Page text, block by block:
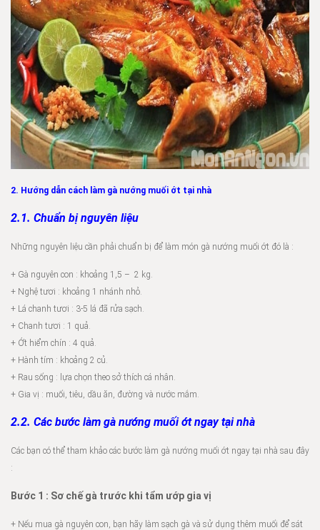
2. Hướng dẫn cách làm gà nướng muối ớt tại nhà
2.1. Chuẩn bị nguyên liệu
Những nguyên liệu cần phải chuẩn bị để làm món gà nướng muối ớt đó là :
+ Gà nguyên con : khoảng 1,5 – 2 kg.
+ Nghệ tươi : khoảng 1 nhánh nhỏ.
+ Lá chanh tươi : 3-5 lá đã rửa sạch.
+ Chanh tươi : 1 quả.
+ Ớt hiểm chín : 4 quả.
+ Hành tím : khoảng 2 củ.
+ Rau sống : lựa chọn theo sở thích cá nhân.
+ Gia vị : muối, tiêu, dầu ăn, đường và nước mắm.
2.2. Các bước làm gà nướng muối ớt ngay tại nhà
Các bạn có thể tham khảo các bước làm gà nướng muối ớt ngay tại nhà sau đây
:
Bước 1 : Sơ chế gà trước khi tẩm ướp gia vị
+ Nếu mua gà nguyên con, bạn hãy làm sạch gà và sử dụng thêm muối để sát